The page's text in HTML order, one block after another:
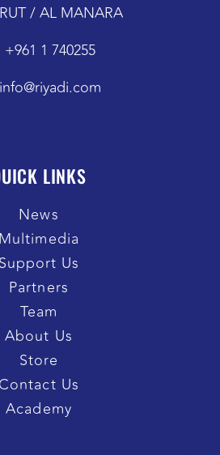
/ AL MANARA
+961 1 740255
info@riyadi.com
LINKS
News
Multimedia
Support Us
Partners
Team
About Us
Store
Contact Us
Academy